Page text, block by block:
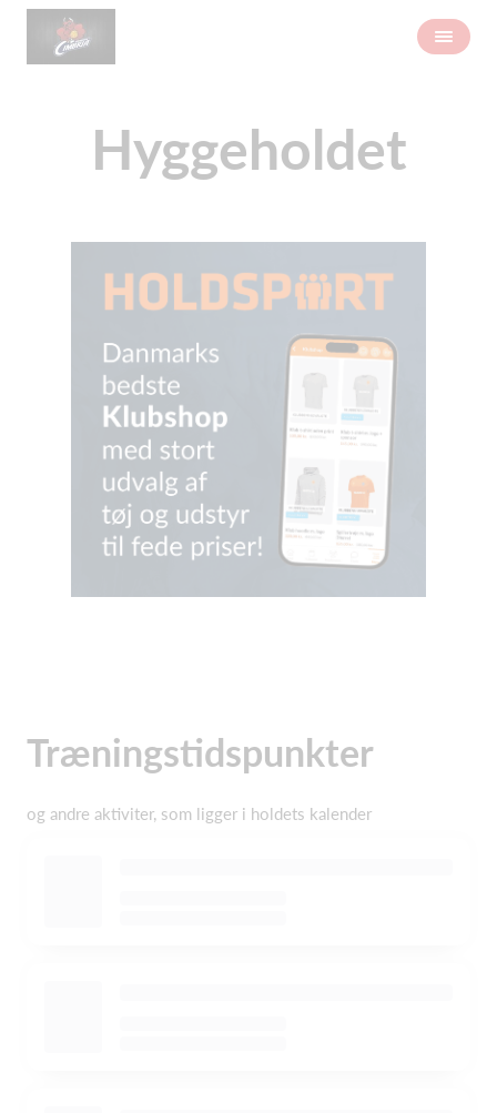
Hyggeholdet
Træningstidspunkter
og andre aktiviter, som ligger i holdets kalender